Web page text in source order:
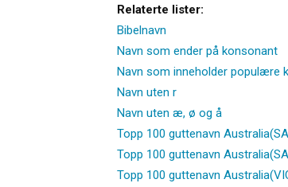
Relaterte lister:
Bibelnavn
Navn som ender på konsonant
Navn som inneholder populære
Navn uten r
Navn uten æ, ø og å
Topp 100 guttenavn
Topp 100 guttenavn
Topp 100 guttenavn